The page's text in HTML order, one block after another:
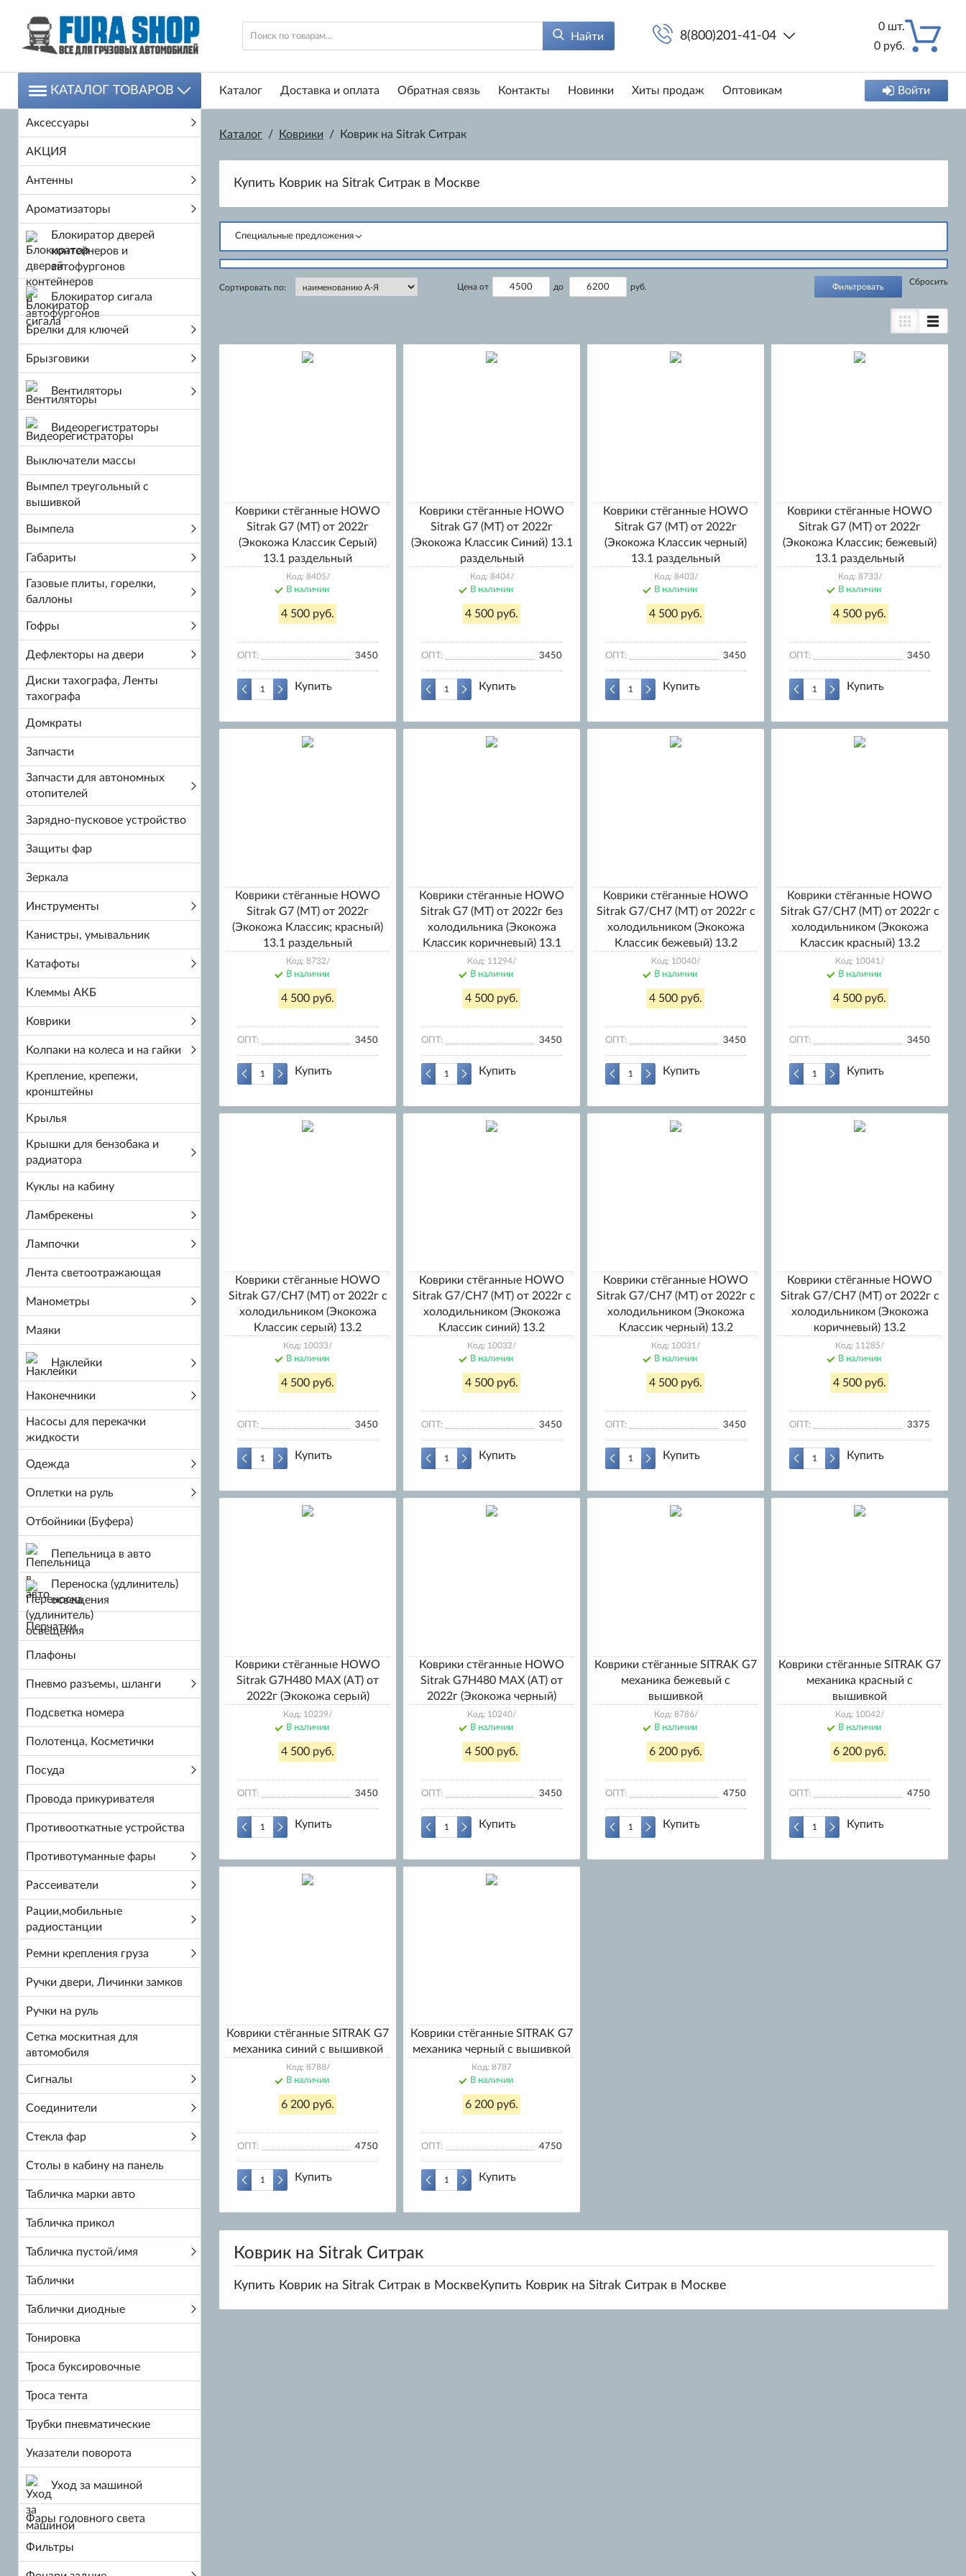
Найти 8(800)201-41-04
0 шт.
0 руб.
КАТАЛОГ ТОВАРОВ
Аксессуары
АКЦИЯ
Антенны
Ароматизаторы
Блокиратор дверей
контейнеров и
автофургонов
Блокиратор сигала
Брелки для ключей
Брызговики
Вентиляторы
Видеорегистраторы
Выключатели массы
Вымпел треугольный с
вышивкой
Вымпела
Габариты
Газовые плиты, горелки,
баллоны
Гофры
Дефлекторы на двери
Диски тахографа, Ленты
тахографа
Домкраты
Запчасти
Запчасти для автономных
отопителей
Зарядно-пусковое устройство
Защиты фар
Зеркала
Инструменты
Канистры, умывальник
Катафоты
Клеммы АКБ
Коврики
Колпаки на колеса и на гайки
Крепление, крепежи,
кронштейны
Крылья
Крышки для бензобака и
радиатора
Куклы на кабину
Ламбрекены
Лампочки
Лента светоотражающая
Манометры
Маяки
Наклейки
Наконечники
Насосы для перекачки
жидкости
Одежда
Оплетки на руль
Отбойники (Буфера)
Пепельница в авто
Переноска (удлинитель)
освещения
Перчатки
Плафоны
Пневмо разъемы, шланги
Подсветка номера
Полотенца, Косметички
Посуда
Провода прикуривателя
Противооткатные устройства
Противотуманные фары
Рассеиватели
Рации,мобильные
радиостанции
Ремни крепления груза
Ручки двери, Личинки замков
Ручки на руль
Сетка москитная для
автомобиля
Сигналы
Соединители
Стекла фар
Столы в кабину на панель
Табличка марки авто
Табличка прикол
Табличка пустой/имя
Таблички
Таблички диодные
Тонировка
Троса буксировочные
Троса тента
Трубки пневматические
Указатели поворота
Уход за машиной
Фары головного света
Фильтры
Каталог Доставка и оплата Обратная связь Контакты Новинки Хиты продаж Оптовикам Войти
Каталог / Коврики / Коврик на Sitrak Ситрак
Купить Коврик на Sitrak Ситрак в Москве
Сортировать по: Цена от до руб.
Специальные предложения
Cбросить
Коврики стёганные HOWO
Sitrak G7 (МТ) от 2022г
(Экокожа Классик Серый)
13.1 раздельный
Код: 8405/
В наличии
4 500 руб.
ОПТ: 3450
Купить
Коврики стёганные HOWO
Sitrak G7 (МТ) от 2022г
(Экокожа Классик Синий) 13.1
раздельный
Код: 8404/
В наличии
4 500 руб.
ОПТ: 3450
Купить
Коврики стёганные HOWO
Sitrak G7 (МТ) от 2022г
(Экокожа Классик черный)
13.1 раздельный
Код: 8403/
В наличии
4 500 руб.
ОПТ: 3450
Купить
Коврики стёганные HOWO
Sitrak G7 (МТ) от 2022г
(Экокожа Классик; бежевый)
13.1 раздельный
Код: 8733/
В наличии
4 500 руб.
ОПТ: 3450
Купить
Коврики стёганные HOWO
Sitrak G7 (МТ) от 2022г
(Экокожа Классик; красный)
13.1 раздельный
Код: 8732/
В наличии
4 500 руб.
ОПТ: 3450
Купить
Коврики стёганные HOWO
Sitrak G7 (МТ) от 2022г без
холодильника (Экокожа
Классик коричневый) 13.1
Код: 11294/
В наличии
4 500 руб.
ОПТ: 3450
Купить
Коврики стёганные HOWO
Sitrak G7/CH7 (МТ) от 2022г с
холодильником (Экокожа
Классик бежевый) 13.2
Код: 10040/
В наличии
4 500 руб.
ОПТ: 3450
Купить
Коврики стёганные HOWO
Sitrak G7/CH7 (МТ) от 2022г с
холодильником (Экокожа
Классик красный) 13.2
Код: 10041/
В наличии
4 500 руб.
ОПТ: 3450
Купить
Коврики стёганные HOWO
Sitrak G7/CH7 (МТ) от 2022г с
холодильником (Экокожа
Классик серый) 13.2
Код: 10033/
В наличии
4 500 руб.
ОПТ: 3450
Купить
Коврики стёганные HOWO
Sitrak G7/CH7 (МТ) от 2022г с
холодильником (Экокожа
Классик синий) 13.2
Код: 10032/
В наличии
4 500 руб.
ОПТ: 3450
Купить
Коврики стёганные HOWO
Sitrak G7/CH7 (МТ) от 2022г с
холодильником (Экокожа
Классик черный) 13.2
Код: 10031/
В наличии
4 500 руб.
ОПТ: 3450
Купить
Коврики стёганные HOWO
Sitrak G7/CH7 (МТ) от 2022г с
холодильником (Экокожа
коричневый) 13.2
Код: 11285/
В наличии
4 500 руб.
ОПТ: 3375
Купить
Коврики стёганные HOWO
Sitrak G7H480 MAX (AT) от
2022г (Экокожа серый)
Код: 10239/
В наличии
4 500 руб.
ОПТ: 3450
Купить
Коврики стёганные HOWO
Sitrak G7H480 MAX (AT) от
2022г (Экокожа черный)
Код: 10240/
В наличии
4 500 руб.
ОПТ: 3450
Купить
Коврики стёганные SITRAK G7
механика бежевый с
вышивкой
Код: 8786/
В наличии
6 200 руб.
ОПТ: 4750
Купить
Коврики стёганные SITRAK G7
механика красный с
вышивкой
Код: 10042/
В наличии
6 200 руб.
ОПТ: 4750
Купить
Коврики стёганные SITRAK G7
механика синий с вышивкой
Код: 8788/
В наличии
6 200 руб.
ОПТ: 4750
Купить
Коврики стёганные SITRAK G7
механика черный с вышивкой
Код: 8787
В наличии
6 200 руб.
ОПТ: 4750
Купить
Коврик на Sitrak Ситрак
Купить Коврик на Sitrak Ситрак в МосквеКупить Коврик на Sitrak Ситрак в Москве